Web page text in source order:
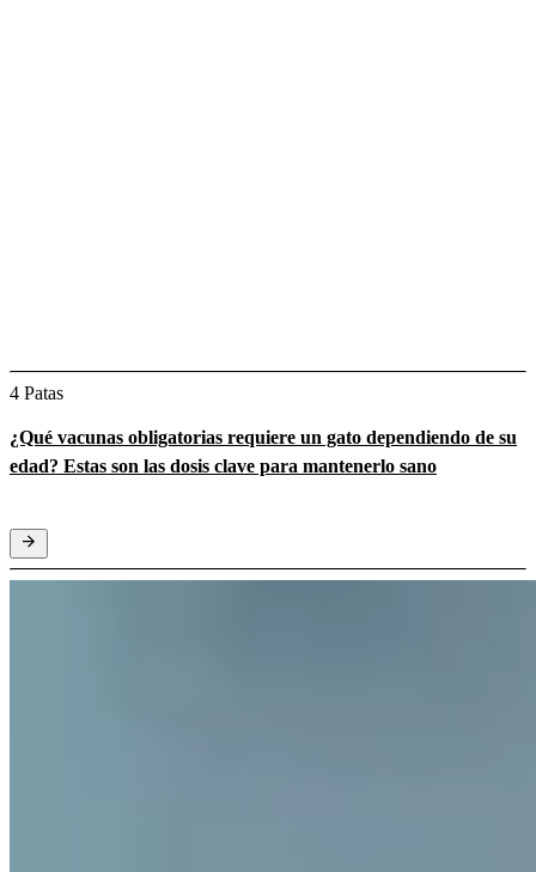
4 Patas
¿Qué vacunas obligatorias requiere un gato dependiendo de su
edad? Estas son las dosis clave para mantenerlo sano